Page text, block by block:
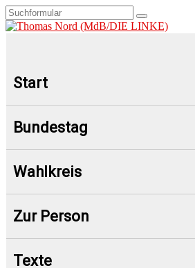
Start
Bundestag
Wahlkreis
Zur Person
Texte